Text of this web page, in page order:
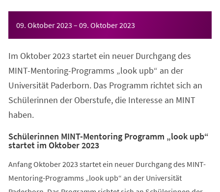
09. Oktober 2023 – 09. Oktober 2023
Im Oktober 2023 startet ein neuer Durchgang des
MINT-Mentoring-Programms „look upb“ an der
Universität Paderborn. Das Programm richtet sich an
Schülerinnen der Oberstufe, die Interesse an MINT
haben.
Schülerinnen MINT-Mentoring Programm „look upb“
startet im Oktober 2023
Anfang Oktober 2023 startet ein neuer Durchgang des MINT-
Mentoring-Programms „look upb“ an der Universität